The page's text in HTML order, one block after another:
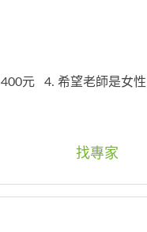
元 4. 希望老師是女性
找專家